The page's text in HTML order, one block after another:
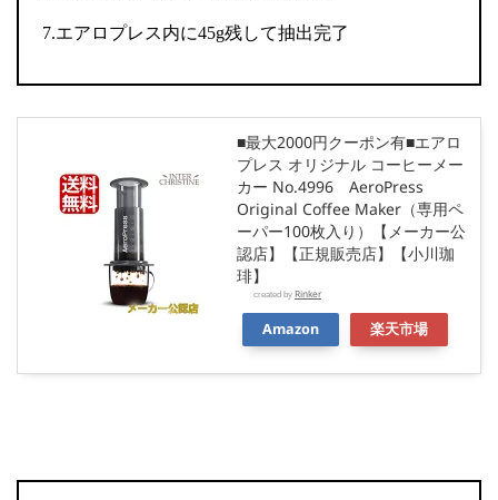
7.エアロプレス内に45g残して抽出完了
■最大2000円クーポン有■エアロ
プレス オリジナル コーヒーメー
カー No.4996 AeroPress
Original Coffee Maker（専用ペ
ーパー100枚入り）【メーカー公
認店】【正規販売店】【小川珈
琲】
created by Rinker
Amazon 楽天市場